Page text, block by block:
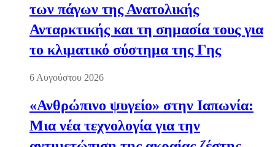
των πάγων της Ανατολικής
Ανταρκτικής και τη σημασία τους για
το κλιματικό σύστημα της Γης
6 Αυγούστου 2026
«Ανθρώπινο ψυγείο» στην Ιαπωνία:
Μια νέα τεχνολογία για την